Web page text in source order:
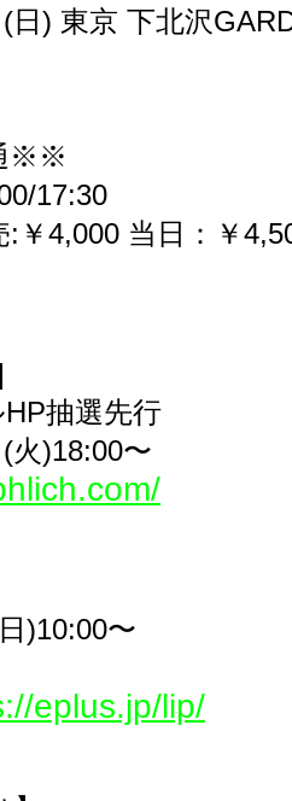
(日) 東京 下北沢
※※
17:30
￥4,000 当日：￥
抽選先行
火)18:00〜
)10:00〜
eplus.jp/lip/